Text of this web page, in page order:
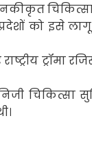
चिकित्सा
को इसे
ट्रॉमा
चिकित्सा